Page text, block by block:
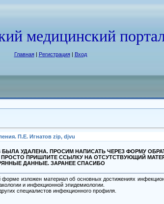
медицинский
Главная| Регистрация| Вход
П.Е. Игнатов zip, djvu
УДАЛЕНА. ПРОСИМ НАПИСАТЬ ЧЕРЕЗ ФОРМУ
ПРИШЛИТЕ ССЫЛКУ НА ОТСУТСТВУЮЩИЙ
ДАННЫЕ. ЗАРАНЕЕ СПАСИБО
форме изложен материал об основных достижениях
и инфекционной эпидемиологии.
специалистов инфекционного профиля.